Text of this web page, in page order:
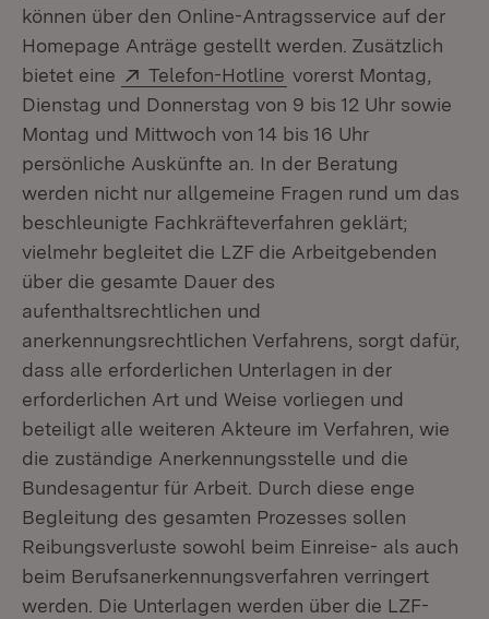
können über den Online-Antragsservice auf der
Homepage Anträge gestellt werden. Zusätzlich
bietet eine
Extern:
Telefon-Hotline (Öffnet in neuem
vorerst Montag,
Dienstag und Donnerstag von 9 bis 12 Uhr sowie
Montag und Mittwoch von 14 bis 16 Uhr
persönliche Auskünfte an. In der Beratung
werden nicht nur allgemeine Fragen rund um das
beschleunigte Fachkräfteverfahren geklärt;
vielmehr begleitet die LZF die Arbeitgebenden
über die gesamte Dauer des
aufenthaltsrechtlichen und
anerkennungsrechtlichen Verfahrens, sorgt dafür,
dass alle erforderlichen Unterlagen in der
erforderlichen Art und Weise vorliegen und
beteiligt alle weiteren Akteure im Verfahren, wie
die zuständige Anerkennungsstelle und die
Bundesagentur für Arbeit. Durch diese enge
Begleitung des gesamten Prozesses sollen
Reibungsverluste sowohl beim Einreise- als auch
beim Berufsanerkennungsverfahren verringert
werden. Die Unterlagen werden über die LZF-